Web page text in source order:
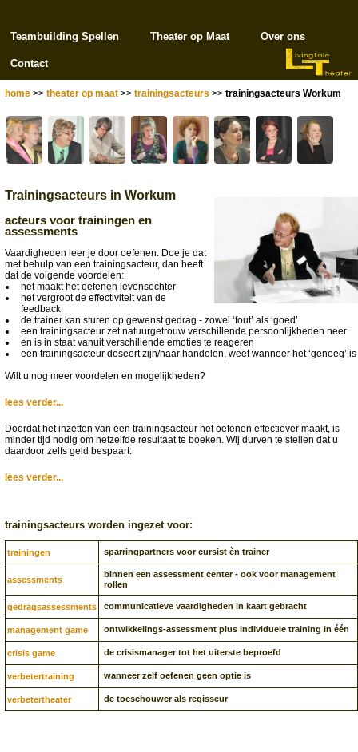
Teambuilding Spellen Theater op Maat Over ons
Contact
home >> theater op maat >> trainingsacteurs >> trainingsacteurs Workum
Trainingsacteurs in Workum
acteurs voor trainingen en
assessments
Vaardigheden leer je door oefenen. Doe je dat
met behulp van een trainingsacteur, dan heeft
dat de volgende voordelen:
het maakt het oefenen levensechter
het vergroot de effectiviteit van de
feedback
de trainer kan sturen op gewenst gedrag - zowel ‘fout’ als ‘goed’
een trainingsacteur zet natuurgetrouw verschillende persoonlijkheden neer
en is in staat vanuit verschillende emoties te reageren
een trainingsacteur doseert zijn/haar handelen, weet wanneer het ‘genoeg’ is
Wilt u nog meer voordelen en mogelijkheden?
lees verder...
Doordat het inzetten van een trainingsacteur het oefenen effectiever maakt, is
minder tijd nodig om hetzelfde resultaat te boeken. Wij durven te stellen dat u
daardoor zelfs geld bespaart:
lees verder...
trainingsacteurs worden ingezet voor:
trainingen sparringpartners voor cursist èn trainer
assessments
binnen een assessment center - ook voor management
rollen
gedragsassessments communicatieve vaardigheden in kaart gebracht
management game ontwikkelings-assessment plus individuele training in één
crisis game de crisismanager tot het uiterste beproefd
verbetertraining wanneer zelf oefenen geen optie is
verbetertheater de toeschouwer als regisseur